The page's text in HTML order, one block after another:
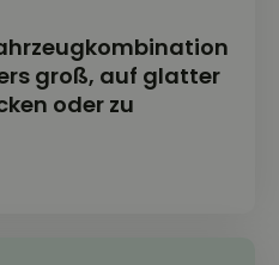
groß, auf glatter
oder zu